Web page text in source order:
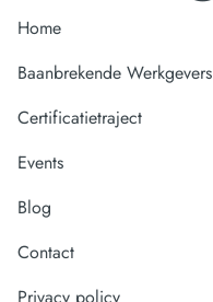
Home
Baanbrekende
Certificatietraject
Events
Blog
Contact